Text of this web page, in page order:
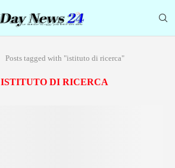
Posts tagged with "istituto di ricerca"
ISTITUTO DI RICERCA